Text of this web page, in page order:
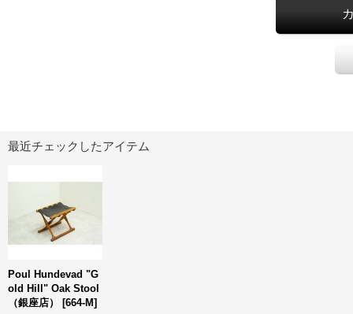
最近チェックしたアイテム
Poul Hundevad "G
old Hill" Oak Stool
（銀座店）
[664-M]